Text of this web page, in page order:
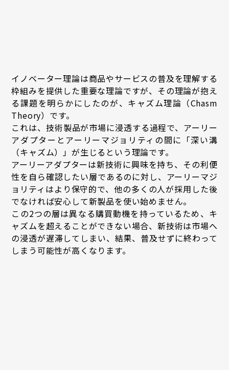
イノベーター理論は商品やサービスの普及を理解する
枠組みを提供した重要な理論ですが、その理論が抱え
る課題を明らかにしたのが、キャズム理論（Chasm
Theory）です。
これは、技術製品が市場に浸透する過程で、アーリー
アダプターとアーリーマジョリティの間に「深い溝
（キャズム）」が生じるという理論です。
アーリーアダプターは新技術に興味を持ち、その利便
性を自ら確認したい層であるのに対し、アーリーマジ
ョリティはより保守的で、他の多くの人が採用した後
でなければ安心して新製品を使い始めません。
この2つの層は異なる購買動機を持っているため、キ
ャズムを超えることができない場合、新技術は市場へ
の浸透が遅滞してしまい、結果、普及せずに終わって
しまう可能性が高くなります。